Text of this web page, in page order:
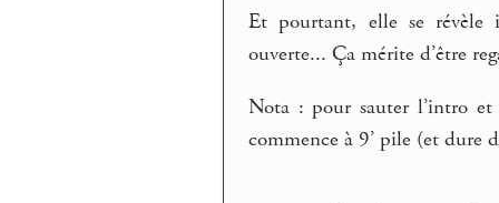
Et pourtant, elle se révèle
ouverte... Ça mérite d’être
Nota : pour sauter l’intro
commence à 9’ pile (et dure